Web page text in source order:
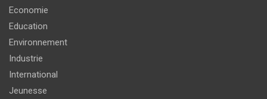
Economie
Education
Environnement
Industrie
International
Jeunesse